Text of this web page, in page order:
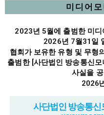
미디어
2023년 5월에 출범한 미
2026년 7월31일
협회가 보유한 유형 및 무형
출범한 [사단법인 방송통신
사실을
2026
사단법인 방송통신